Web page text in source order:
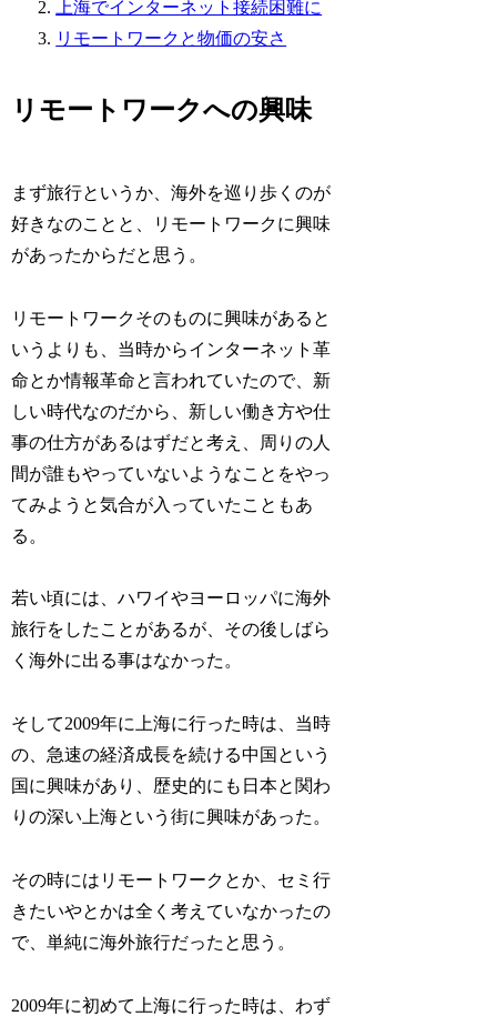
上海でインターネット接続困難に
リモートワークと物価の安さ
リモートワークへの興味
まず旅行というか、海外を巡り歩くのが
好きなのことと、リモートワークに興味
があったからだと思う。
リモートワークそのものに興味があると
いうよりも、当時からインターネット革
命とか情報革命と言われていたので、新
しい時代なのだから、新しい働き方や仕
事の仕方があるはずだと考え、周りの人
間が誰もやっていないようなことをやっ
てみようと気合が入っていたこともあ
る。
若い頃には、ハワイやヨーロッパに海外
旅行をしたことがあるが、その後しばら
く海外に出る事はなかった。
そして2009年に上海に行った時は、当時
の、急速の経済成長を続ける中国という
国に興味があり、歴史的にも日本と関わ
りの深い上海という街に興味があった。
その時にはリモートワークとか、セミ行
きたいやとかは全く考えていなかったの
で、単純に海外旅行だったと思う。
2009年に初めて上海に行った時は、わず